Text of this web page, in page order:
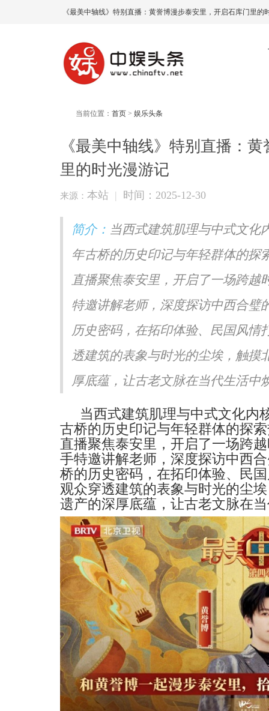
《最美中轴线》特别直播：黄誉博漫步泰安里，开启石库门里
当前位置： 首页 > 娱乐头条
《最美中轴线》特别直播：
里的时光漫游记
来源： 本站 | 时间：2025-12-30
简介： 当西式建筑肌理与中式文化
年古桥的历史印记与年轻群体的探
直播聚焦泰安里，开启了一场跨越
特邀讲解老师，深度探访中西合璧
历史密码，在拓印体验、民国风情
透建筑的表象与时光的尘埃，触摸
厚底蕴，让古老文脉在当代生活中
当西式建筑肌理与中式文化内
古桥的历史印记与年轻群体的探
直播聚焦泰安里，开启了一场跨
手特邀讲解老师，深度探访中西
桥的历史密码，在拓印体验、民
观众穿透建筑的表象与时光的尘
遗产的深厚底蕴，让古老文脉在
生不息·华流季》展专业
Simon》突破性唱功获赞
《书画里的中国》第三季直播
吉地坛公园写生，笔墨定格初